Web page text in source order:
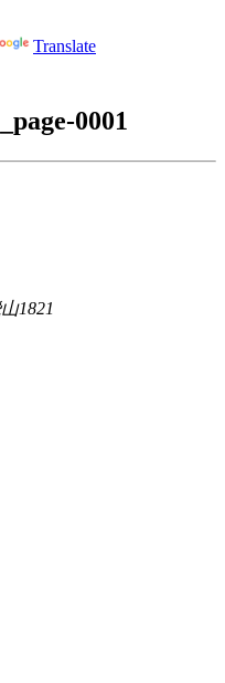
Translate
0001
1821